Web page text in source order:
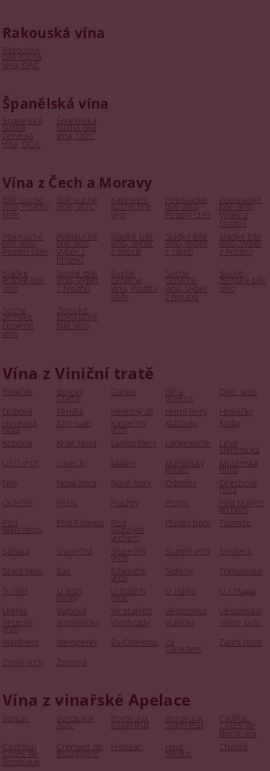
Rakouská vína
Rakouská
bílá suchá
vína, DAC
Španělská vína
Španělská
suchá
červená
vína, DOC
Španělská
suchá bílá
vína, DOC
Vína z Čech a Moravy
Bílé suché
víno, Pozdní
sběr
Bílé suché
víno, VOC
Kabinetní
suché bílé
víno
Polosladké
bílé víno,
Pozdní sběr
Polosladké
bílé víno,
Výběr z
hroznů
Polosuché
bílé víno,
Pozdní sběr
Polosuché
bílé víno,
Výběr z
hroznů
Sladké bílé
víno, Výběr
z bobulí
Sladké bílé
víno, Výběr
z cibéb
Sladké bílé
víno, Výběr
z hroznů
Sladké
ledové bílé
víno
Suché bílé
víno, Výběr
z hroznů
Suché
červené
víno, Pozdní
sběr
Suché
červené
víno, Výběr
z hroznů
Suché
zemské bílé
víno
Suché
zemské
červené
víno
Zemské
polosuché
bílé víno
Vína z Viniční tratě
Babičák Borový
Čtvrtě
Daniel Díl u
Včelína
Dívčí vrch
Dubová
Fěruňk Helezný díl Horní hory
Hraničky
Hýselská
hora
Jižní svah Kamenný
vrch
Klášovky
Kolby
Kotelná
Kraví Hora Lampelberg Langewarte Levá
klentnická
Liščí vrch
Lovecký Maliny Mariánský
kopec
Mutěnská
hora
Nivy
Nová hora Nové hory Odměry Ořechová
hora
Oulehle
Peklo Plachty Plotny Pod Malých
vrchom
Pod
Martinkou
Pod Pálavou Pod
Slunným
vrchem
Přední hora Purmice
Sahara Slunečná Slunečný
vrch
Slunný vrch
Sonberk
Stará hora
Šác Šibeniční
vrch
Šidleny
Trkmansko
Turold
U Boží
muky
U Božích
muk
U Hájku
U Chlupa
Úlehle
Valtická Ve starých Věstonsko
Věstoňsko
Veterný
vrch
Vinohrádky Vinohrady Vlatická
Volné pole
Waldberg
Weinperky Za Cihelnou Za
Turoldem
Zadní hora
Zimní vrch
Železná
Vína z vinařské Apelace
Barsac Bordeaux
AOC
Bordeaux
Superieur
Bordeaux
Supérieur
Cadillac
Cotes de
Bordeaux
Castillon
Cotes de
Bordeaux
Crémant de
Bourgogne
Fronsac Haut
Medoc
Chablis